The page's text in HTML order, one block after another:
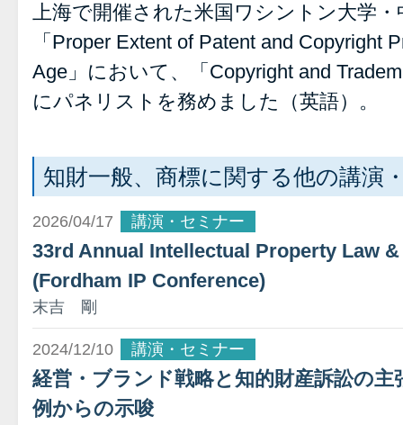
上海で開催された米国ワシントン大学
「Proper Extent of Patent and Copyright
Age」において、「Copyright and
にパネリストを務めました（英語）。
知財一般、商標に関する他の講演
2026/04/17 講演・セミナー
33rd Annual Intellectual Property Law
(Fordham IP Conference)
末吉 剛
2024/12/10 講演・セミナー
経営・ブランド戦略と知的財産訴訟の
例からの示唆